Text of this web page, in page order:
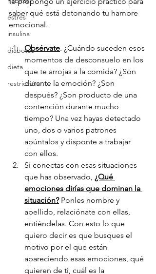
estrés
insulina
diabetes
dieta
restricción
saber qué está detonando tu hambre
emocional.
Obsérvate. ¿Cuándo suceden esos
momentos de desconsuelo en los
que te arrojas a la comida? ¿Son
durante la emoción? ¿Son
después? ¿Son producto de una
contención durante mucho
tiempo? Una vez hayas detectado
uno, dos o varios patrones
apúntalos y disponte a trabajar
con ellos.
Si conectas con esas situaciones
que has observado, ¿Qué
emociones dirías que dominan la
situación? Ponles nombre y
apellido, relaciónate con ellas,
entiéndelas. Con esto lo que
quiero decir es que busques el
motivo por el que están
apareciendo esas emociones, qué
quieren de ti, cuál es la